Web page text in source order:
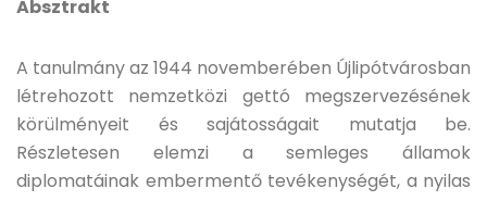
Absztrakt
A tanulmány az 1944 novemberében Újlipótvárosban
létrehozott nemzetközi gettó megszervezésének
körülményeit és sajátosságait mutatja be.
Részletesen elemzi a semleges államok
diplomatáinak embermentő tevékenységét, a nyilas